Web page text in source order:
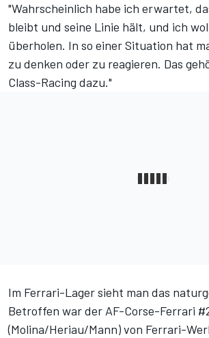
"Wahrscheinlich habe ich erwartet,
bleibt und seine Linie hält, und ich
überholen. In so einer Situation hat
zu denken oder zu reagieren. Das
Class-Racing dazu."
Im Ferrari-Lager sieht man das
Betroffen war der AF-Corse-Ferrari
(Molina/Heriau/Mann) von Ferrari-